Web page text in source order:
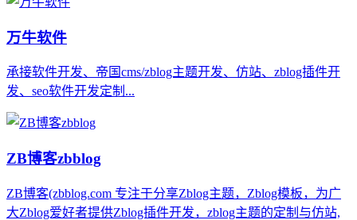
万牛软件
承接软件开发、帝国cms/zblog主题开发、仿站、zblog插件开
发、seo软件开发定制...
ZB博客zbblog
ZB博客(zbblog.com 专注于分享Zblog主题，Zblog模板，为广
大Zblog爱好者提供Zblog插件开发，zblog主题的定制与仿站,